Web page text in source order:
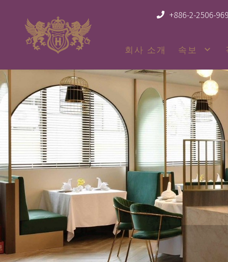
+886-2-2506-
회사 소개 속보